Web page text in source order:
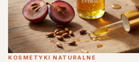
KOSMETYKI NATURALNE